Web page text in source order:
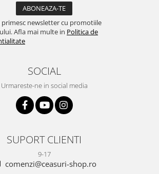
primesc newsletter cu promotiile
Afla mai multe in Politica de
SOCIAL
Urmareste-ne in social media
SUPORT CLIENTI
9-17
comenzi@ceasuri-shop.ro